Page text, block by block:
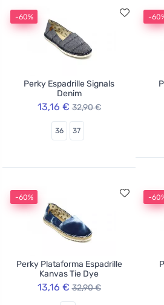
-60%
Perky Espadrille Signals
Denim
13,16 € 32,90 €
36 37
-
-60%
Perky Plataforma Espadrille
Kanvas Tie Dye
13,16 € 32,90 €
-